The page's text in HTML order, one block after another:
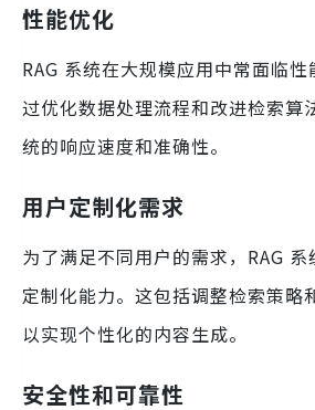
性能优化
RAG 系统在大规模应用中常面临
过优化数据处理流程和改进检索算
统的响应速度和准确性。
用户定制化需求
为了满足不同用户的需求，RAG
定制化能力。这包括调整检索策略
以实现个性化的内容生成。
安全性和可靠性